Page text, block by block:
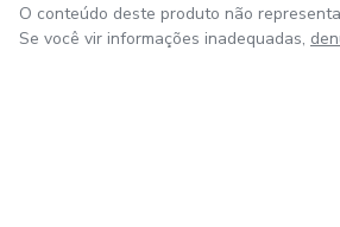
O conteúdo deste produto não
Se você vir informações inadequadas,